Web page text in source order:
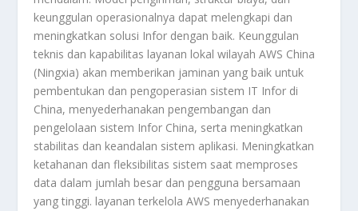
keunggulan operasionalnya dapat melengkapi dan
meningkatkan solusi Infor dengan baik. Keunggulan
teknis dan kapabilitas layanan lokal wilayah AWS China
(Ningxia) akan memberikan jaminan yang baik untuk
pembentukan dan pengoperasian sistem IT Infor di
China, menyederhanakan pengembangan dan
pengelolaan sistem Infor China, serta meningkatkan
stabilitas dan keandalan sistem aplikasi. Meningkatkan
ketahanan dan fleksibilitas sistem saat memproses
data dalam jumlah besar dan pengguna bersamaan
yang tinggi. layanan terkelola AWS menyederhanakan